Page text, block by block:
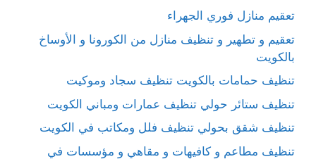
تعقيم منازل فوري الجهراء
تعقيم و تطهير و تنظيف منازل من الكورونا و الأوساخ
بالكويت
تنظيف حمامات بالكويت تنظيف سجاد وموكيت
تنظيف ستائر حولي تنظيف عمارات ومباني الكويت
تنظيف شقق بحولي تنظيف فلل ومكاتب في الكويت
تنظيف مطاعم و كافيهات و مقاهي و مؤسسات في